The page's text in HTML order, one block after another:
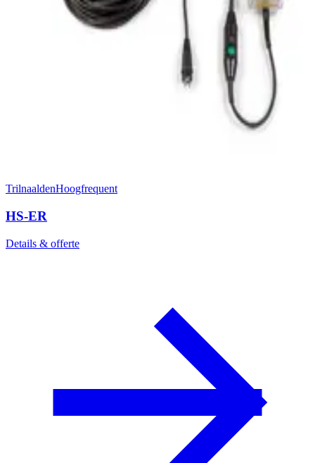
TrilnaaldenHoogfrequent
HS-ER
Details & offerte